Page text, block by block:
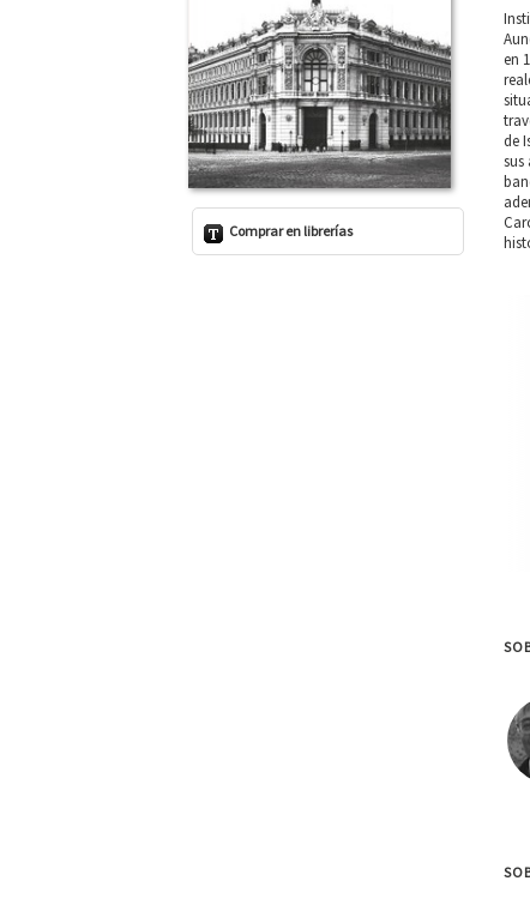
Comprar en librerías
en
de
sus